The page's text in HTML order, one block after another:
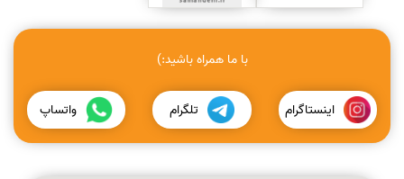
با ما همراه باشید:)
اینستاگرام تلگرام واتساپ